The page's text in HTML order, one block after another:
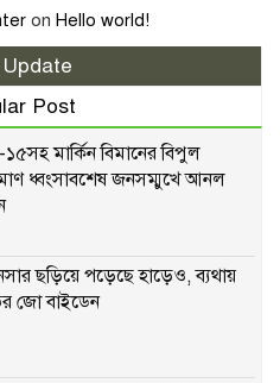
on Hello world!
Post
মার্কিন বিমানের বিপুল
ধ্বংসাবশেষ জনসম্মুখে আনল
ছড়িয়ে পড়েছে হাড়েও, ব্যথায়
জো বাইডেন